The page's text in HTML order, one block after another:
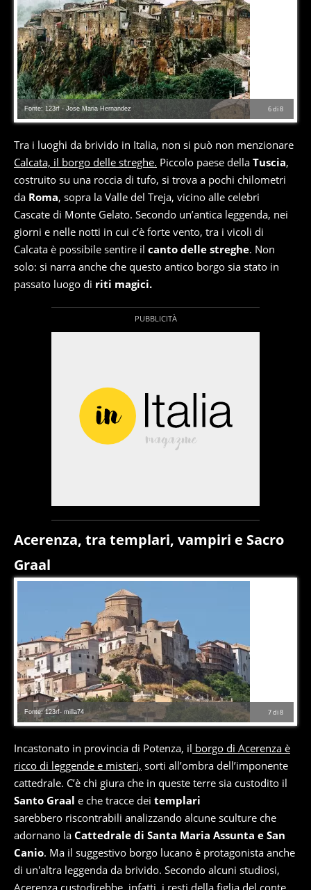
6di8
Fonte: 123rf - Jose Maria Hernandez
Tra i luoghi da brivido in Italia, non si può non menzionare
Calcata, il borgo delle streghe. Piccolo paese della Tuscia,
costruito su una roccia di tufo, si trova a pochi chilometri
da Roma, sopra la Valle del Treja, vicino alle celebri
Cascate di Monte Gelato. Secondo un’antica leggenda, nei
giorni e nelle notti in cui c’è forte vento, tra i vicoli di
Calcata è possibile sentire il canto delle streghe. Non
solo: si narra anche che questo antico borgo sia stato in
passato luogo di riti magici.
Acerenza, tra templari, vampiri e Sacro
Graal
7di8
Fonte: 123rf- milla74
Incastonato in provincia di Potenza, il borgo di Acerenza è
ricco di leggende e misteri, sorti all’ombra dell’imponente
cattedrale. C’è chi giura che in queste terre sia custodito il
Santo Graal e che tracce dei templari
sarebbero riscontrabili analizzando alcune sculture che
adornano la Cattedrale di Santa Maria Assunta e San
Canio. Ma il suggestivo borgo lucano è protagonista anche
di un'altra leggenda da brivido. Secondo alcuni studiosi,
Acerenza custodirebbe, infatti, i resti della figlia del conte